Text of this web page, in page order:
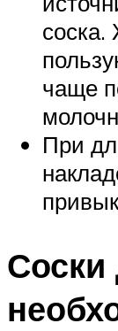
чаще
При
Соски